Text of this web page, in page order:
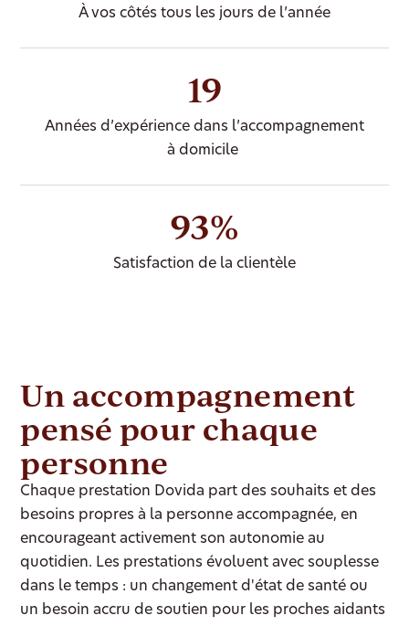
À vos côtés tous les jours de l’année
19
Années d’expérience dans l’accompagnement
à domicile
93%
Satisfaction de la clientèle
Un accompagnement
pensé pour chaque
personne
Chaque prestation Dovida part des souhaits et des
besoins propres à la personne accompagnée, en
encourageant activement son autonomie au
quotidien. Les prestations évoluent avec souplesse
dans le temps : un changement d'état de santé ou
un besoin accru de soutien pour les proches aidants